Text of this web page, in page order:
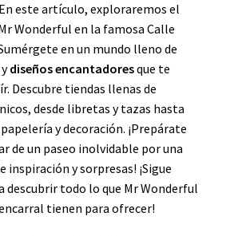
este artículo, exploraremos el
Wonderful en la famosa Calle
en un mundo lleno de
ydiseños encantadoresque te
Descubre tiendas llenas de
desde libretas y tazas hasta
y decoración. ¡Prepárate
de un paseo inolvidable por una
inspiración y sorpresas! ¡Sigue
descubrir todo lo que Mr Wonderful
tienen para ofrecer!